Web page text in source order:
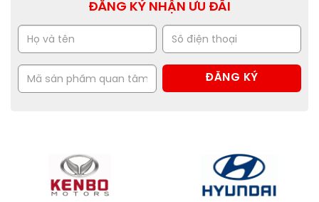
ĐĂNG KÝ NHẬN ƯU ĐÃI